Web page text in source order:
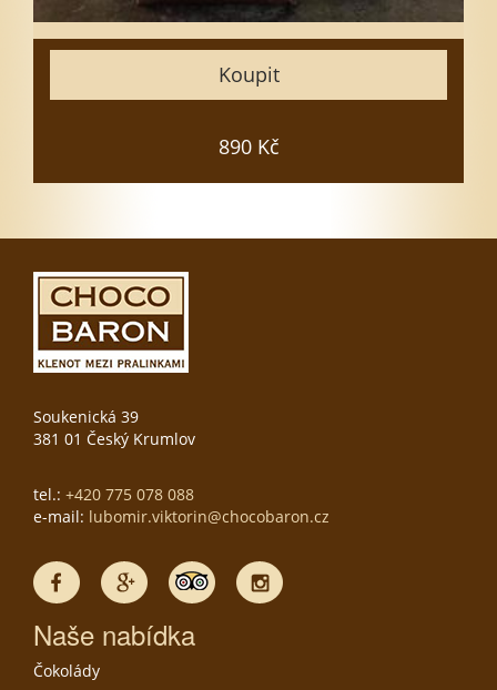
Koupit
890 Kč
Vložit do košíku
Soukenická 39
381 01 Český Krumlov
tel.: +420 775 078 088
e-mail: lubomir.viktorin@chocobaron.cz
Naše nabídka
Čokolády